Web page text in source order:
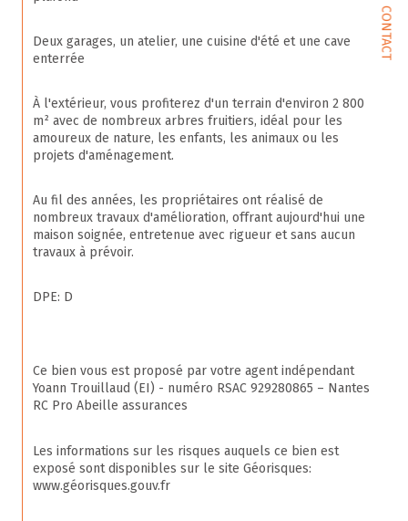
CONTACT
Deux garages, un atelier, une cuisine d'été et une cave
enterrée
À l'extérieur, vous profiterez d'un terrain d'environ 2 800
m² avec de nombreux arbres fruitiers, idéal pour les
amoureux de nature, les enfants, les animaux ou les
projets d'aménagement.
Au fil des années, les propriétaires ont réalisé de
nombreux travaux d'amélioration, offrant aujourd'hui une
maison soignée, entretenue avec rigueur et sans aucun
travaux à prévoir.
DPE: D
Ce bien vous est proposé par votre agent indépendant
Yoann Trouillaud (EI) - numéro RSAC 929280865 – Nantes
RC Pro Abeille assurances
Les informations sur les risques auquels ce bien est
exposé sont disponibles sur le site Géorisques:
www.géorisques.gouv.fr